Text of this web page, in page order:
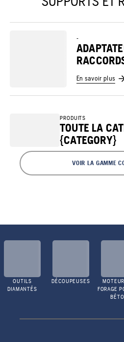
-
En savoir plus
PRODUITS
TOUTE LA
{CATEGORY}
VOIR LA GAMME
OUTILS
DIAMANTÉS
DÉCOUPEUSES
FORAGE